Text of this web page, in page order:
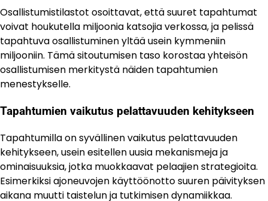
Osallistumistilastot osoittavat, että suuret tapahtumat
voivat houkutella miljoonia katsojia verkossa, ja pelissä
tapahtuva osallistuminen yltää usein kymmeniin
miljooniin. Tämä sitoutumisen taso korostaa yhteisön
osallistumisen merkitystä näiden tapahtumien
menestykselle.
Tapahtumien vaikutus pelattavuuden kehitykseen
Tapahtumilla on syvällinen vaikutus pelattavuuden
kehitykseen, usein esitellen uusia mekanismeja ja
ominaisuuksia, jotka muokkaavat pelaajien strategioita.
Esimerkiksi ajoneuvojen käyttöönotto suuren päivityksen
aikana muutti taistelun ja tutkimisen dynamiikkaa.